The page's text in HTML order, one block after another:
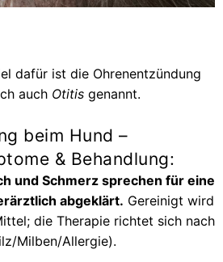
dafür ist die Ohrenentzündung
auch Otitis genannt.
beim Hund –
& Behandlung:
und Schmerz sprechen für eine
abgeklärt. Gereinigt wird
die Therapie richtet sich nach
Milben/Allergie).